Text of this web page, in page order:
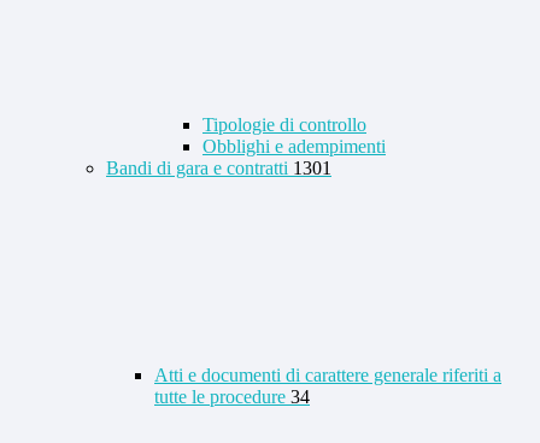
Tipologie di controllo
Obblighi e adempimenti
Bandi di gara e contratti 1301
Atti e documenti di carattere generale riferiti a
tutte le procedure 34